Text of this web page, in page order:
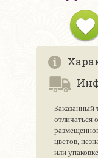
Заказанный
отличаться
цветов,
или